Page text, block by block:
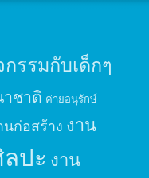
กรรมกับเด็กๆ
ชาติ ค่ายอนุรักษ์
นก่อสร้าง งาน
ปะ งาน